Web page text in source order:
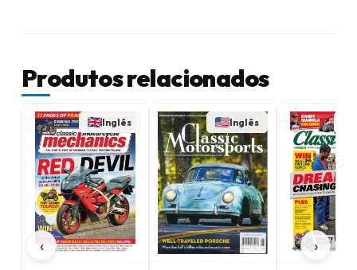
Produtos relacionados
‹
Inglês Inglês
›